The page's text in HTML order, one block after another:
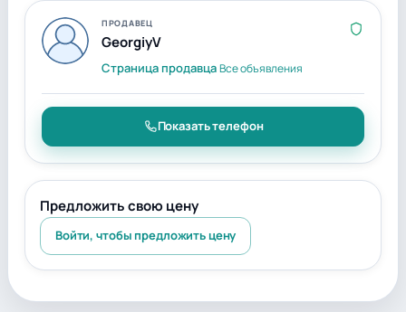
ПРОДАВЕЦ
GeorgiyV
Страница продавцаВсе объявления
Показать телефон
Предложить свою цену
Войти, чтобы предложить цену